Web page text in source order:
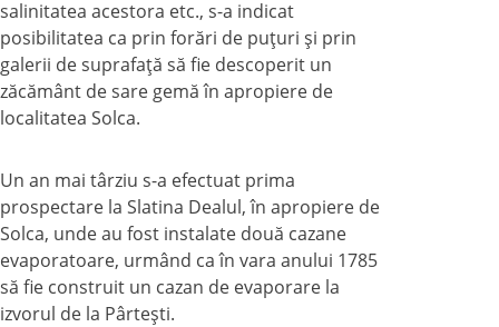
salinitatea acestora etc., s-a indicat
posibilitatea ca prin forări de puţuri şi prin
galerii de suprafaţă să fie descoperit un
zăcământ de sare gemă în apropiere de
localitatea Solca.
Un an mai târziu s-a efectuat prima
prospectare la Slatina Dealul, în apropiere de
Solca, unde au fost instalate două cazane
evaporatoare, urmând ca în vara anului 1785
să fie construit un cazan de evaporare la
izvorul de la Pârteşti.